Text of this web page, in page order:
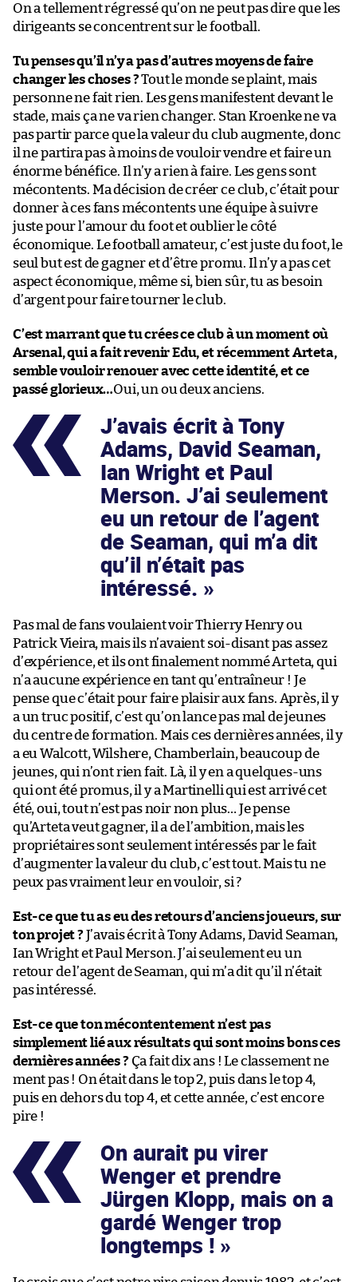
On a tellement régressé qu’on ne peut pas dire que les
dirigeants se concentrent sur le football.
Tu penses qu’il n’y a pas d’autres moyens de faire
changer les choses ?Tout le monde se plaint, mais
personne ne fait rien. Les gens manifestent devant le
stade, mais ça ne va rien changer. Stan Kroenke ne va
pas partir parce que la valeur du club augmente, donc
il ne partira pas à moins de vouloir vendre et faire un
énorme bénéfice. Il n’y a rien à faire. Les gens sont
mécontents. Ma décision de créer ce club, c’était pour
donner à ces fans mécontents une équipe à suivre
juste pour l’amour du foot et oublier le côté
économique. Le football amateur, c’est juste du foot, le
seul but est de gagner et d’être promu. Il n’y a pas cet
aspect économique, même si, bien sûr, tu as besoin
d’argent pour faire tourner le club.
C’est marrant que tu crées ce club à un moment où
Arsenal, qui a fait revenir Edu, et récemment Arteta,
semble vouloir renouer avec cette identité, et ce
passé glorieux…Oui, un ou deux anciens.
J’avais écrit à Tony
Adams, David Seaman,
Ian Wright et Paul
Merson. J’ai seulement
eu un retour de l’agent
de Seaman, qui m’a dit
qu’il n’était pas
intéressé.
Pas mal de fans voulaient voir Thierry Henry ou
Patrick Vieira, mais ils n’avaient soi-disant pas assez
d’expérience, et ils ont finalement nommé Arteta, qui
n’a aucune expérience en tant qu’entraîneur ! Je
pense que c’était pour faire plaisir aux fans. Après, il y
a un truc positif, c’est qu’on lance pas mal de jeunes
du centre de formation. Mais ces dernières années, il y
a eu Walcott, Wilshere, Chamberlain, beaucoup de
jeunes, qui n’ont rien fait. Là, il y en a quelques-uns
qui ont été promus, il y a Martinelli qui est arrivé cet
été, oui, tout n’est pas noir non plus… Je pense
qu’Arteta veut gagner, il a de l’ambition, mais les
propriétaires sont seulement intéressés par le fait
d’augmenter la valeur du club, c’est tout. Mais tu ne
peux pas vraiment leur en vouloir, si ?
Est-ce que tu as eu des retours d’anciens joueurs, sur
ton projet ? J’avais écrit à Tony Adams, David Seaman,
Ian Wright et Paul Merson. J’ai seulement eu un
retour de l’agent de Seaman, qui m’a dit qu’il n’était
pas intéressé.
Est-ce que ton mécontentement n’est pas
simplement lié aux résultats qui sont moins bons ces
dernières années ? Ça fait dix ans ! Le classement ne
ment pas ! On était dans le top 2, puis dans le top 4,
puis en dehors du top 4, et cette année, c’est encore
pire !
On aurait pu virer
Wenger et prendre
Jürgen Klopp, mais on a
gardé Wenger trop
longtemps !